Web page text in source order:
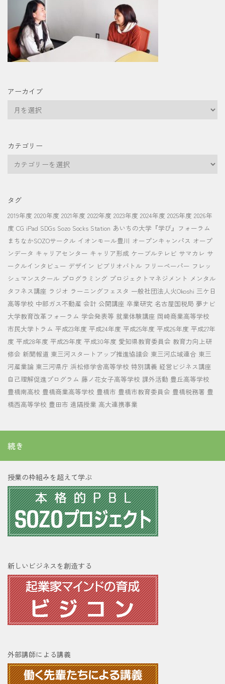
アーカイブ
イ
カテゴリー
リ
タグ
2019年度 2020年度 2021年度 2022年度 2023年度 2024年度 2025年度 2026年
度 CG iPad SDGs Sozo Socks Station あいちの大学『学び』フォーラム
まちなかSOZOサークル イオンモール豊川 オープンキャンパス オープ
ンデータ キャリアセンター キャリア形成 ケーブルテレビ サマカレ サ
ークルインタビュー デザイン ビブリオバトル フリーペーパー フレッ
シュマンスクール プログラミング プロジェクトマネジメント メンタル
タフネス講座 ラジオ ラーニングフェスタ 一般社団法人火Okoshi 三ケ日
高等学校 中部ガス不動産 会計 公開講座 卒業研究 名古屋国税局 夢ナビ
大学教育改革フォーラム 学会発表等 就業体験講座 岡崎商業高等学校
市民大学トラム 平成23年度 平成24年度 平成25年度 平成26年度 平成27年
度 平成28年度 平成29年度 平成30年度 愛知県教育委員会 教育力向上研
修会 新聞報道 東三河スタートアップ推進協議会 東三河広域連合 東三
河産業論 東三河県庁 浜松修学舎高等学校 特別講義 経営ビジネス講座
自己理解促進プログラム 藤ノ花女子高等学校 課外活動 豊丘高等学校
豊橋南高校 豊橋商業高等学校 豊橋市 豊橋市教育委員会 豊橋税務署 豊
橋西高等学校 豊田市 遠隔授業 高大連携事業
続き
授業の枠組みを超えて学ぶ
新しいビジネスを創造する
外部講師による講義